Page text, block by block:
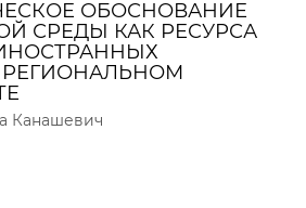
ОБОСНОВАНИЕ
СРЕДЫ КАК РЕСУРСА
РЕГИОНАЛЬНОМ
Канашевич